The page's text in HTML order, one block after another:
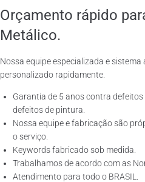
Orçamento rápido
Metálico.
Nossa equipe especializada e
personalizado rapidamente.
Garantia de 5 anos contra
defeitos de pintura.
Nossa equipe e fabricação são
o serviço.
Keywords fabricado sob medida.
Trabalhamos de acordo com as
Atendimento para todo o BRASIL.